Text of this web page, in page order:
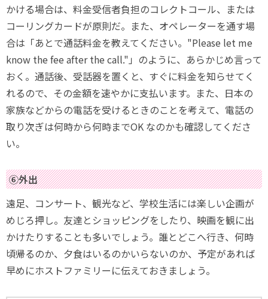
かける場合は、料金受信者負担のコレクトコール、または
コーリングカードが原則だ。また、オペレーターを通す場
合は「あとで通話料金を教えてください。"Please let me
know the fee after the call."」のように、あらかじめ言って
おく。通話後、受話器を置くと、すぐに料金を知らせてく
れるので、その金額を速やかに支払います。また、日本の
家族などからの電話を受けるときのことを考えて、電話の
取り次ぎは何時から何時までOK なのかも確認してくださ
い。
⑥外出
遠足、コンサート、観光など、学校生活には楽しい企画が
めじろ押し。友達とショッピングをしたり、映画を観に出
かけたりすることも多いでしょう。誰とどこへ行き、何時
頃帰るのか、夕食はいるのかいらないのか、予定があれば
早めにホストファミリーに伝えておきましょう。